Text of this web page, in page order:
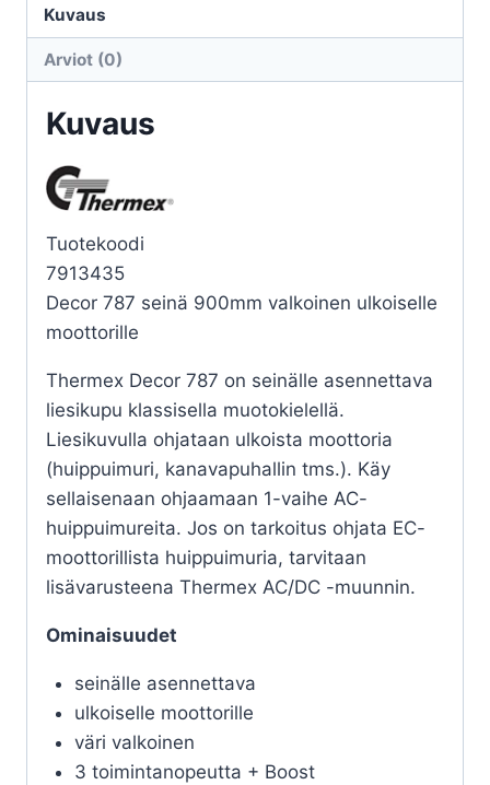
787
W
90CM
MOOT.
määrä
Kuvaus
Arviot (0)
Kuvaus
Tuotekoodi
7913435
Decor 787 seinä 900mm valkoinen ulkoiselle
moottorille
Thermex Decor 787 on seinälle asennettava
liesikupu klassisella muotokielellä.
Liesikuvulla ohjataan ulkoista moottoria
(huippuimuri, kanavapuhallin tms.). Käy
sellaisenaan ohjaamaan 1-vaihe AC-
huippuimureita. Jos on tarkoitus ohjata EC-
moottorillista huippuimuria, tarvitaan
lisävarusteena Thermex AC/DC -muunnin.
Ominaisuudet
seinälle asennettava
ulkoiselle moottorille
väri valkoinen
3 toimintanopeutta + Boost